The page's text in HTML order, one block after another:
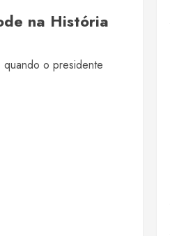
na História
o presidente